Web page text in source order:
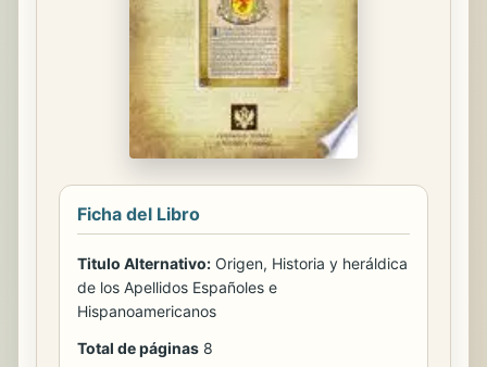
Ficha del Libro
Titulo Alternativo: Origen, Historia y heráldica
de los Apellidos Españoles e
Hispanoamericanos
Total de páginas 8